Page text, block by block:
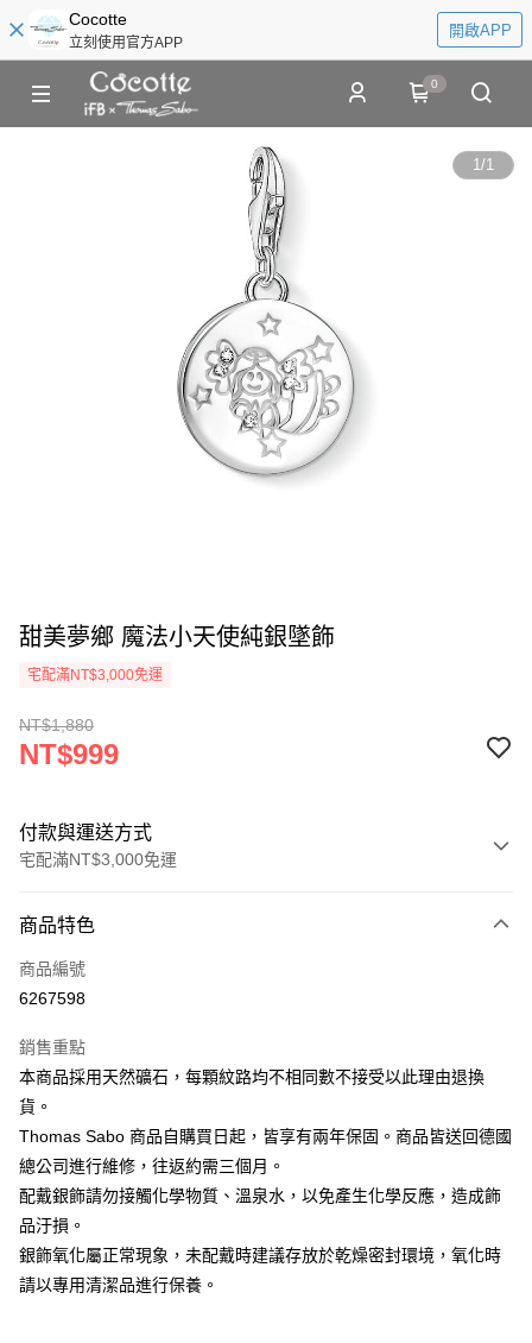
Cocotte
立刻使用官方APP
開啟APP
0
1/1
甜美夢鄉 魔法小天使純銀墜飾
宅配滿NT$3,000免運
NT$1,880
NT$999
付款與運送方式
宅配滿NT$3,000免運
信用卡一次付款
Apple Pay
ATM付款
運送方式
黑貓宅急便
每筆NT$100，滿NT$3,000(含以上)免運費
商品特色
商品編號
6267598
銷售重點
本商品採用天然礦石，每顆紋路均不相同數不接受以此理由退換
貨。
Thomas Sabo 商品自購買日起，皆享有兩年保固。商品皆送回德國
總公司進行維修，往返約需三個月。
配戴銀飾請勿接觸化學物質、溫泉水，以免產生化學反應，造成飾
品汙損。
銀飾氧化屬正常現象，未配戴時建議存放於乾燥密封環境，氧化時
請以專用清潔品進行保養。